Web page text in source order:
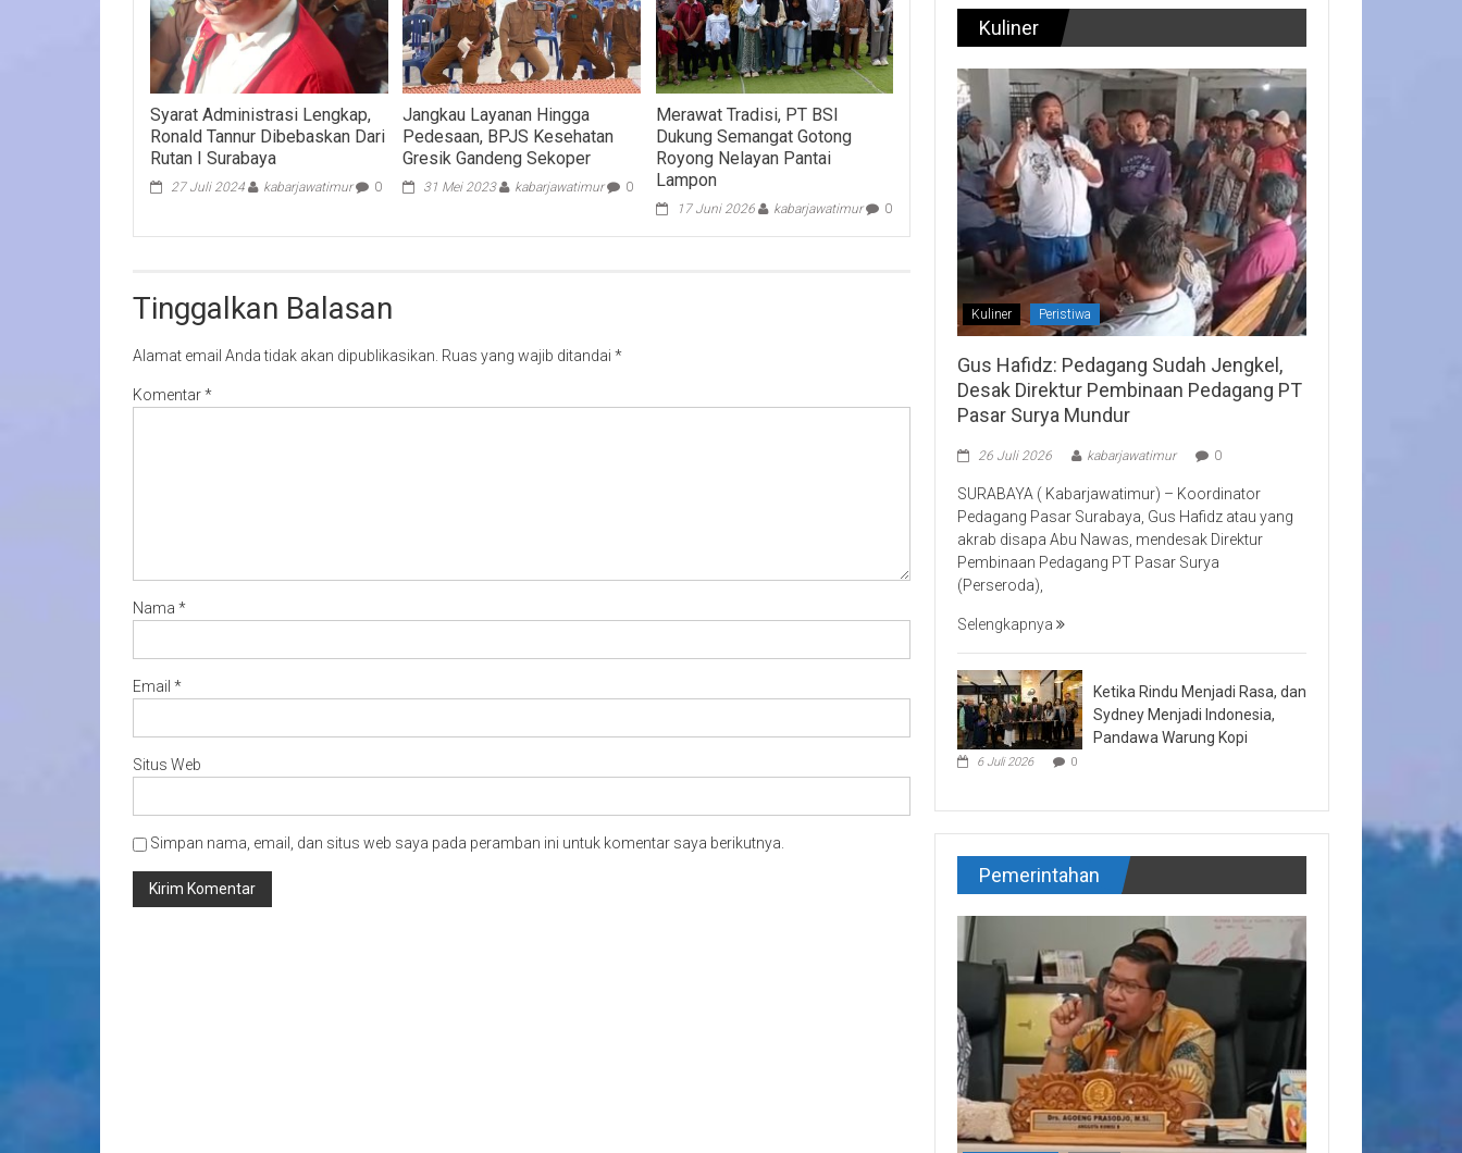
Syarat Administrasi Lengkap,
Ronald Tannur Dibebaskan Dari
Rutan I Surabaya
27 Juli 2024 kabarjawatimur 0
Jangkau Layanan Hingga
Pedesaan, BPJS Kesehatan
Gresik Gandeng Sekoper
31 Mei 2023 kabarjawatimur 0
Merawat Tradisi, PT BSI
Dukung Semangat Gotong
Royong Nelayan Pantai
Lampon
17 Juni 2026 kabarjawatimur 0
Tinggalkan Balasan
Alamat email Anda tidak akan dipublikasikan. Ruas yang wajib ditandai *
Komentar*
Nama *
Email *
Situs Web
Simpan nama, email, dan situs web saya pada peramban ini untuk komentar saya berikutnya.
Kuliner
Kuliner Peristiwa
Gus Hafidz: Pedagang Sudah Jengkel,
Desak Direktur Pembinaan Pedagang PT
Pasar Surya Mundur
26 Juli 2026 kabarjawatimur 0
SURABAYA ( Kabarjawatimur) – Koordinator
Pedagang Pasar Surabaya, Gus Hafidz atau yang
akrab disapa Abu Nawas, mendesak Direktur
Pembinaan Pedagang PT Pasar Surya
(Perseroda),
Selengkapnya
Ketika Rindu Menjadi Rasa, dan
Sydney Menjadi Indonesia,
Pandawa Warung Kopi
6 Juli 2026 0
Pemerintahan